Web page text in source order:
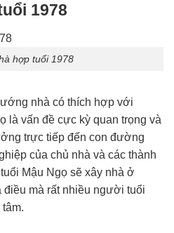
1978
hợp tuổi 1978
nhà có thích hợp với
là vấn đề cực kỳ quan trọng và
trực tiếp đến con đường
của chủ nhà và các thành
Mậu Ngọ sẽ xây nhà ở
mà rất nhiều người tuổi